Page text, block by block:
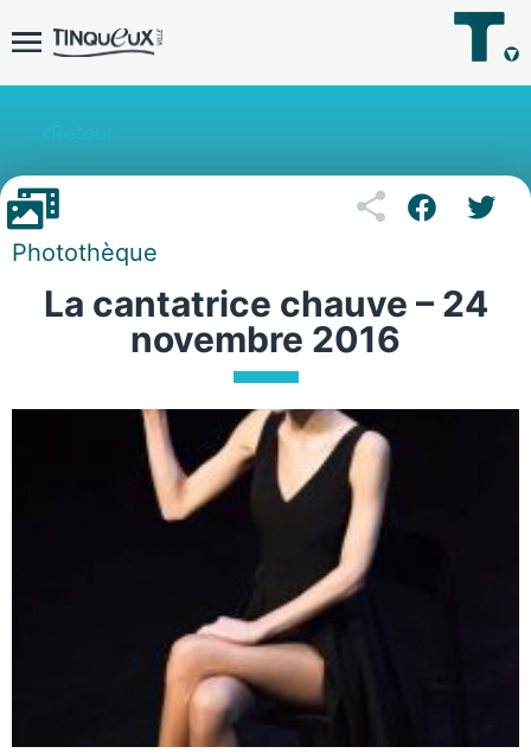
Photothèque
La cantatrice chauve – 24
novembre 2016